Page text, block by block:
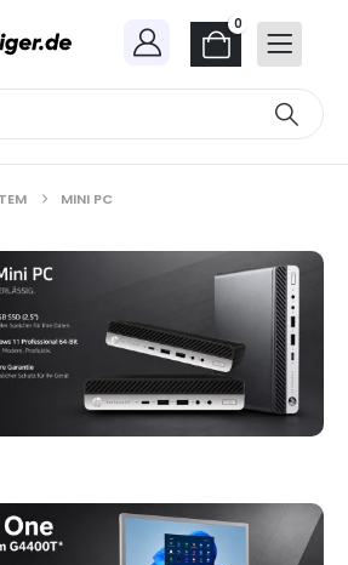
0
MINI PC